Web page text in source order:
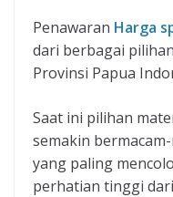
Penawaran Harga
dari berbagai
Provinsi Papua
Saat ini pilihan
semakin
yang paling
perhatian tinggi